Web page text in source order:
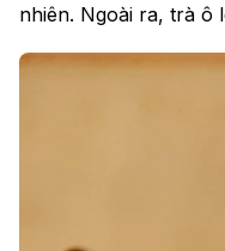
nhiên. Ngoài ra, trà ô